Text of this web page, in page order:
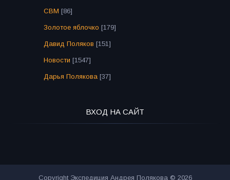
СВМ [86]
Золотое яблочко [179]
Давид Поляков [151]
Новости [1547]
Дарья Полякова [37]
ВХОД НА САЙТ
Copyright Экспедиция Андрея Полякова © 2026